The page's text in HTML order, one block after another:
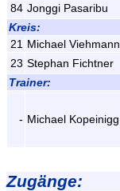
84 Jonggi Pasaribu
Kreis:
21 Michael Viehmann
23 Stephan Fichtner
Trainer:
- Michael Kopeinigg
Zugänge: